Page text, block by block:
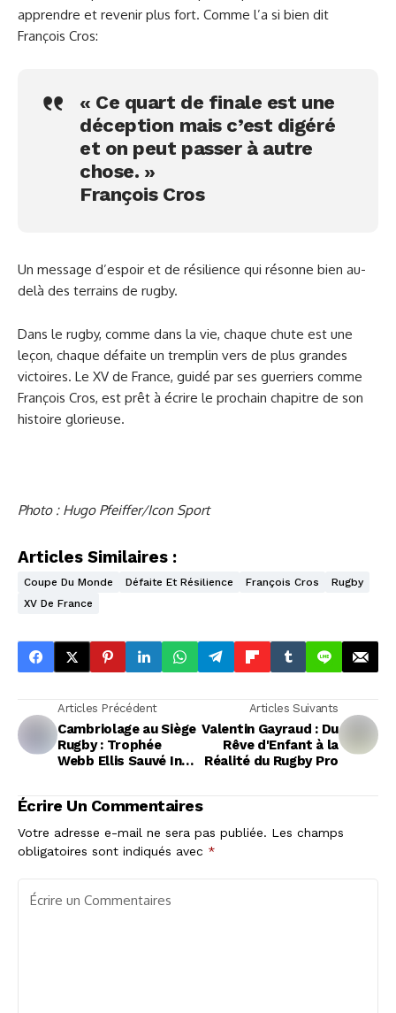
apprendre et revenir plus fort. Comme l’a si bien dit
François Cros:
« Ce quart de finale est une
déception mais c’est digéré
et on peut passer à autre
chose. »
François Cros
Un message d’espoir et de résilience qui résonne bien au-
delà des terrains de rugby.
Dans le rugby, comme dans la vie, chaque chute est une
leçon, chaque défaite un tremplin vers de plus grandes
victoires. Le XV de France, guidé par ses guerriers comme
François Cros, est prêt à écrire le prochain chapitre de son
histoire glorieuse.
Photo : Hugo Pfeiffer/Icon Sport
Articles Similaires :
Coupe Du Monde Défaite Et Résilience François Cros
Rugby
XV De France
Articles Précédent
Cambriolage au Siège
Rugby : Trophée
Webb Ellis Sauvé In
Articles Suivants
Valentin Gayraud : Du
Rêve d'Enfant à la
Réalité du Rugby Pro
Écrire Un Commentaires
Votre adresse e-mail ne sera pas publiée. Les champs
obligatoires sont indiqués avec *